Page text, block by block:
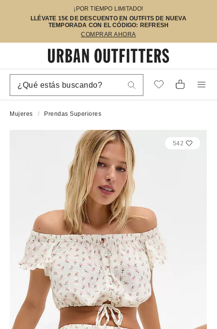
¡POR TIEMPO LIMITADO!
LLÉVATE 15€ DE DESCUENTO EN OUTFITS DE NUEVA
TEMPORADA CON EL CÓDIGO: REFRESH
COMPRAR AHORA
Mujeres Prendas Superiores
542